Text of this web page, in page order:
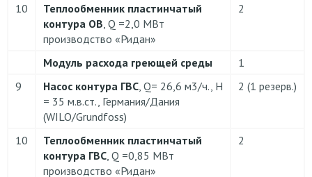
10
Теплообменник пластинчатый
контура ОВ , Q =2,0 МВт
производство «Ридан»
2
Модуль расхода греющей среды
1
9
Насос контура ГВС , Q= 26,6 м3/ч., H
= 35 м.в.ст., Германия/Дания
(WILO/Grundfoss)
2 (1 резерв.)
10
Теплообменник пластинчатый
контура ГВС , Q =0,85 МВт
производство «Ридан»
2